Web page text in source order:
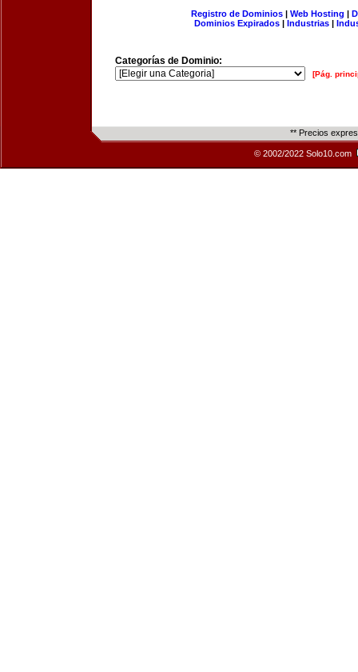
Registro de Dominios| Web Hosting |
Dominios Expirados | Industrias |
Categorías de Dominio:
[Pág.
** Precios
© 2002/2022 Solo10.com